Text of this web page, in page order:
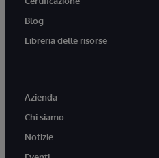
Blog
Libreria delle risorse
Azienda
Chi siamo
Notizie